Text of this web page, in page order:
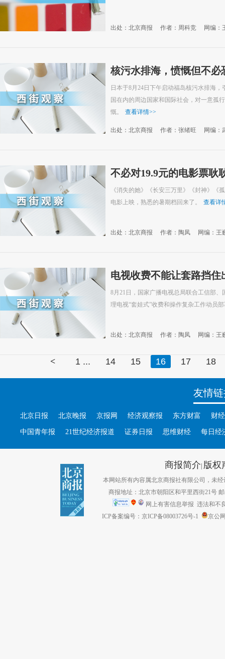
出处：北京商报 作者：周科竞 网编：
核污水排海，愤慨但不必
日本于8月24日下午启动福岛核污水排海
国在内的周边国家和国际社会，对一意孤
慨。
查看详情>>
出处：北京商报 作者：张绪旺 网编：
不必对19.9元的电影票耿
《消失的她》《长安三万里》《封神》《
电影上映，熟悉的暑期档回来了。
查看详
出处：北京商报 作者：陶凤 网编：王
电视收费不能让套路挡住
8月21日，国家广播电视总局联合工信部
理电视“套娃式”收费和操作复杂工作动员
出处：北京商报 作者：陶凤 网编：王
< 1 ... 14 15 16 17 18
友情
北京日报 北京晚报 京报网 经济观察报 东方财富 财
中国青年报 21世纪经济报道 证券日报 思维财经 每日经
商报简介| 版权
本网站所有内容属北京商报社有限公司，未经
商报地址：北京市朝阳区和平里西街21号
网上有害信息举报 违法和不
ICP备案编号：京ICP备08003726号-1
京公